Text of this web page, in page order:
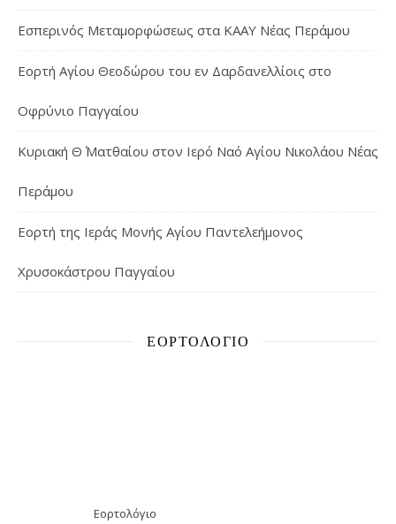
Εσπερινός Μεταμορφώσεως στα ΚΑΑΥ Νέας Περάμου
Εορτή Αγίου Θεοδώρου του εν Δαρδανελλίοις στο
Οφρύνιο Παγγαίου
Κυριακή Θ΄ Ματθαίου στον Ιερό Ναό Αγίου Νικολάου Νέας
Περάμου
Εορτή της Ιεράς Μονής Αγίου Παντελεήμονος
Χρυσοκάστρου Παγγαίου
ΕΟΡΤΟΛΌΓΙΟ
Εορτολόγιο